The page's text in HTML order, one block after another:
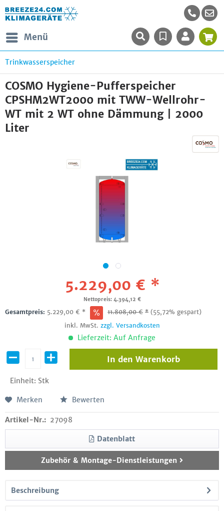
Menü
Trinkwasserspeicher
COSMO Hygiene-Pufferspeicher
CPSHM2WT2000 mit TWW-Wellrohr-
WT mit 2 WT ohne Dämmung | 2000
Liter
5.229,00 € *
Nettopreis: 4.394,12 €
Gesamtpreis: 5.229,00 € * 11.808,00€ * (55,72% gespart)
inkl. MwSt. zzgl. Versandkosten
Lieferzeit: Auf Anfrage
Einheit: Stk
In den Warenkorb
Merken Bewerten
Artikel-Nr.: 27098
Datenblatt
Zubehör & Montage-Dienstleistungen
Beschreibung